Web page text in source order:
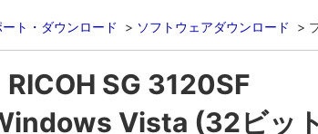
ト・ダウンロード ソフトウェアダウンロード
RICOH SG 3120SF
Vista (32ビッ